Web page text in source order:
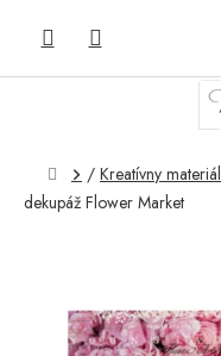
Domov
/ Kreatívny materiál
dekupáž Flower Market